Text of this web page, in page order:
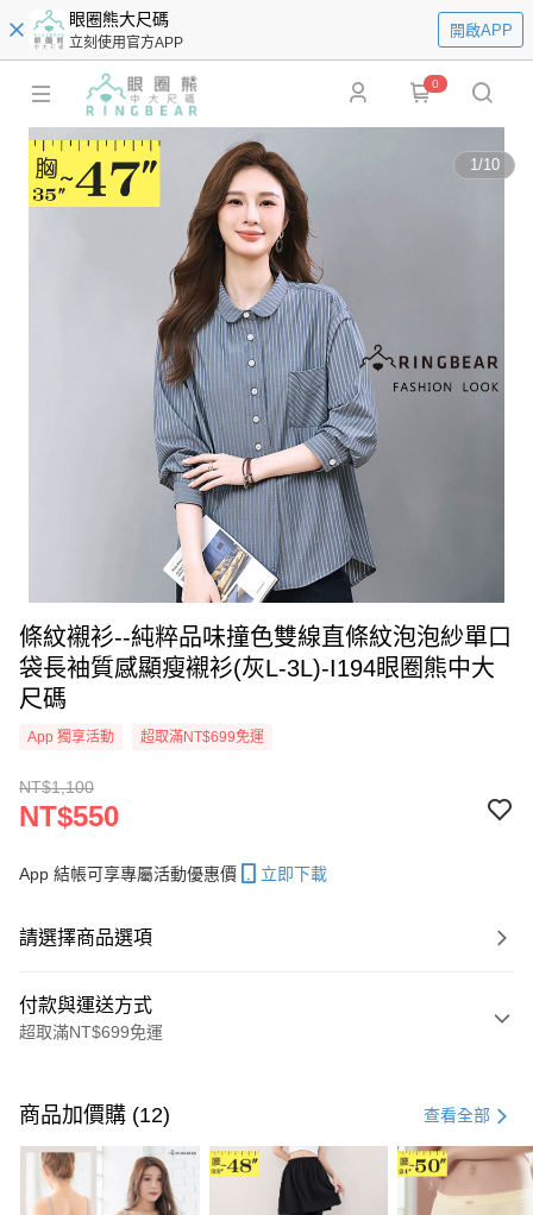
眼圈熊大尺碼
立刻使用官方APP
開啟APP
0
1/10
條紋襯衫--純粹品味撞色雙線直條紋泡泡紗單口
袋長袖質感顯瘦襯衫(灰L-3L)-I194眼圈熊中大
尺碼
App 獨享活動 超取滿NT$699免運
NT$1,100
NT$550
App 結帳可享專屬活動優惠價 立即下載
請選擇商品選項
付款與運送方式
超取滿NT$699免運
信用卡一次付款
超商取貨付款
LINE Pay
商品加價購 (12) 查看全部